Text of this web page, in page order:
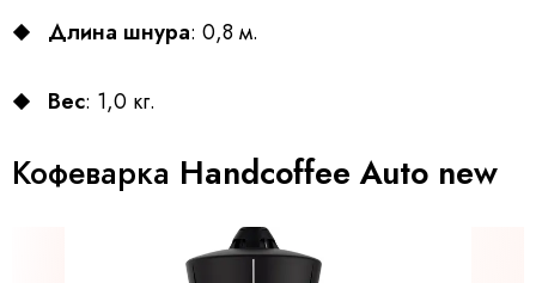
Длина шнура: 0,8 м.
Вес: 1,0 кг.
Кофеварка Handcoffee Auto new